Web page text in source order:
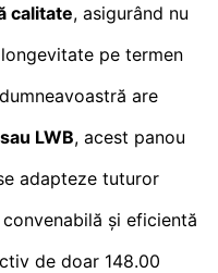
calitate, asigurând nu
pe termen
are
LWB, acest panou
adapteze tuturor
și eficientă
de doar 148.00